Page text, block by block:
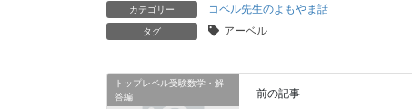
カテゴリー コペル先生のよもやま話
タグ アーベル
トップレベル受験数学・解
答編
前の記事